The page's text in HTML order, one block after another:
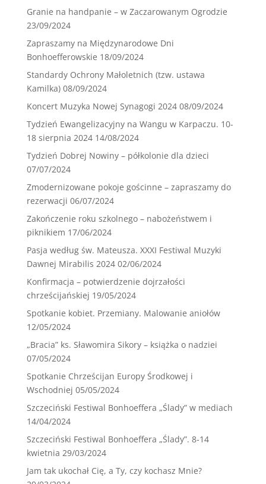
Granie na handpanie – w Zaczarowanym Ogrodzie
23/09/2024
Zapraszamy na Międzynarodowe Dni
Bonhoefferowskie 18/09/2024
Standardy Ochrony Małoletnich (tzw. ustawa
Kamilka) 08/09/2024
Koncert Muzyka Nowej Synagogi 2024 08/09/2024
Tydzień Ewangelizacyjny na Wangu w Karpaczu. 10-
18 sierpnia 2024 14/08/2024
Tydzień Dobrej Nowiny – półkolonie dla dzieci
07/07/2024
Zmodernizowane pokoje gościnne – zapraszamy do
rezerwacji 06/07/2024
Zakończenie roku szkolnego – nabożeństwem i
piknikiem 17/06/2024
Pasja według św. Mateusza. XXXI Festiwal Muzyki
Dawnej Mirabilis 2024 02/06/2024
Konfirmacja – potwierdzenie dojrzałości
chrześcijańskiej 19/05/2024
Spotkanie kobiet. Przemiany. Malowanie aniołów
12/05/2024
„Bracia” ks. Sławomira Sikory – książka o nadziei
07/05/2024
Spotkanie Chrześcijan Europy Środkowej i
Wschodniej 05/05/2024
Szczeciński Festiwal Bonhoeffera „Ślady” w mediach
14/04/2024
Szczeciński Festiwal Bonhoeffera „Ślady”. 8-14
kwietnia 29/03/2024
Jam tak ukochał Cię, a Ty, czy kochasz Mnie?